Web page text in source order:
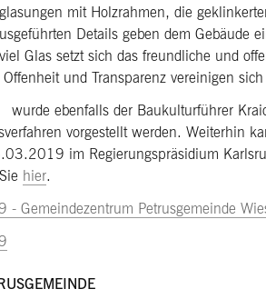
mit Holzrahmen, die
Details geben dem Gebäude
Glas setzt sich das freundliche und
und Transparenz vereinigen sich
ebenfalls der Baukulturführer
vorgestellt werden. Weiterhin
im Regierungspräsidium
hier.
Gemeindezentrum Petrusgemeinde